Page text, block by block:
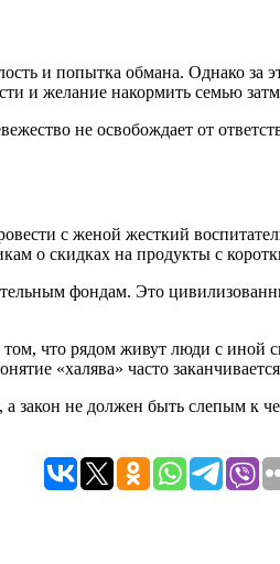
и попытка обмана. Однако за
и желание накормить семью
не освобождает от
с женой жесткий
о скидках на продукты с
фондам. Это
что рядом живут люди с иной
«халява» часто заканчивается
закон не должен быть слепым